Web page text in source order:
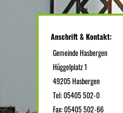
Anschrift & Kontakt:
Gemeinde Hasbergen
Hüggelplatz 1
49205 Hasbergen
Tel: 05405 502-0
Fax: 05405 502-66